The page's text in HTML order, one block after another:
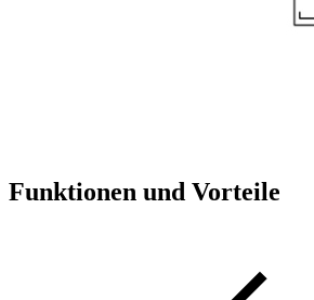
Funktionen und Vorteile